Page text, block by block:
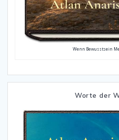
Wenn Bewusstsein
Worte der